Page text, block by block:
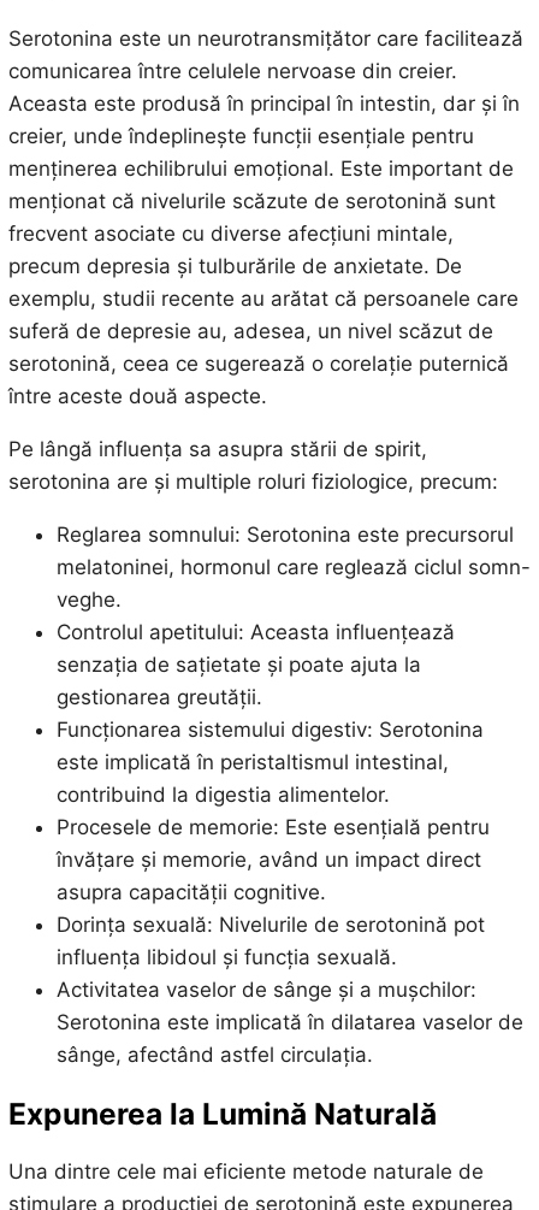
Serotonina este un neurotransmițător care facilitează
comunicarea între celulele nervoase din creier.
Aceasta este produsă în principal în intestin, dar și în
creier, unde îndeplinește funcții esențiale pentru
menținerea echilibrului emoțional. Este important de
menționat că nivelurile scăzute de serotonină sunt
frecvent asociate cu diverse afecțiuni mintale,
precum depresia și tulburările de anxietate. De
exemplu, studii recente au arătat că persoanele care
suferă de depresie au, adesea, un nivel scăzut de
serotonină, ceea ce sugerează o corelație puternică
între aceste două aspecte.
Pe lângă influența sa asupra stării de spirit,
serotonina are și multiple roluri fiziologice, precum:
Reglarea somnului: Serotonina este precursorul
melatoninei, hormonul care reglează ciclul somn-
veghe.
Controlul apetitului: Aceasta influențează
senzația de sațietate și poate ajuta la
gestionarea greutății.
Funcționarea sistemului digestiv: Serotonina
este implicată în peristaltismul intestinal,
contribuind la digestia alimentelor.
Procesele de memorie: Este esențială pentru
învățare și memorie, având un impact direct
asupra capacității cognitive.
Dorința sexuală: Nivelurile de serotonină pot
influența libidoul și funcția sexuală.
Activitatea vaselor de sânge și a mușchilor:
Serotonina este implicată în dilatarea vaselor de
sânge, afectând astfel circulația.
Expunerea la Lumină Naturală
Una dintre cele mai eficiente metode naturale de
stimulare a producției de serotonină este expunerea